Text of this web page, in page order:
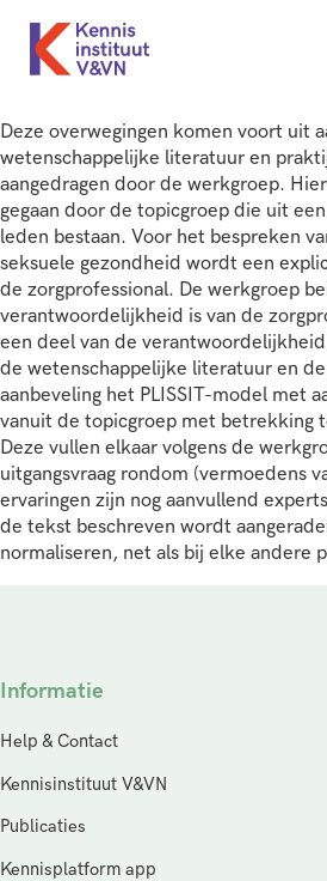
Deze overwegingen komen voort uit
wetenschappelijke literatuur en
aangedragen door de werkgroep.
gegaan door de topicgroep die uit
leden bestaan. Voor het bespreken
seksuele gezondheid wordt een
de zorgprofessional. De werkgroep
verantwoordelijkheid is van de
een deel van de
de wetenschappelijke literatuur en
aanbeveling het PLISSIT-model met
vanuit de topicgroep met betrekking
Deze vullen elkaar volgens de
uitgangsvraag rondom (vermoedens
ervaringen zijn nog aanvullend
de tekst beschreven wordt
normaliseren, net als bij elke andere
Informatie
Help & Contact
Kennisinstituut V&VN
Publicaties
Kennisplatform app